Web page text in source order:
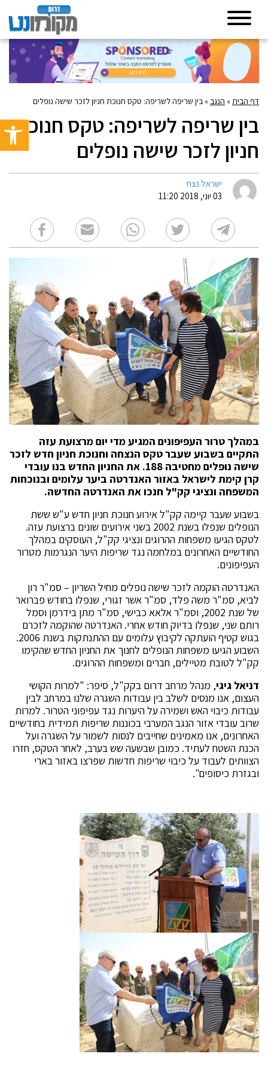
פתח
דף הבית» הנגב» בין שריפה לשריפה: טקס חנוכת חניון לזכר שישה נופלים
בין שריפה לשריפה: טקס חנוכת
חניון לזכר שישה נופלים
ישראל נצח
03 יוני, 2018 11:20
במהלך טרור העפיפונים המגיע מדי יום מרצועת עזה
התקיים בשבוע שעבר טקס הנצחה וחנוכת חניון חדש לזכר
שישה נופלים מחטיבה 188. את החניון החדש בנו עובדי
קרן קימת לישראל באזור האנדרטה ביער עלומים ובנוכחות
המשפחה ונציגי קק"ל חנכו את האנדרטה החדשה.
בשבוע שעבר קיימה קק"ל אירוע חנוכת חניון חדש ע"ש ששת
הנופלים שנפלו בשנת 2002 בשני אירועים שונים ברצועת עזה.
לטקס הגיעו משפחות ההרוגים ונציגי קק"ל, העוסקים במהלך
החודשיים האחרונים במלחמה נגד שריפות היער הנגרמות מטרור
העפיפונים.
האנדרטה הוקמה לזכר שישה נופלים מחיל השריון – סמ"ר רון
לביא, סמ"ר משה פלד, סמ"ר אשר זגורי, שנפלו בחודש פברואר
של שנת 2002, וסמ"ר אלאא כבישי, סמ"ר מתן בידרמן וסמל
רותם שני, שנפלו בדיוק חודש אחרי. האנדרטה שהוקמה לזכרם
בגוש קטיף הועתקה לקיבוץ עלומים עם ההתנתקות בשנת 2006.
השבוע הגיעו משפחות הנופלים לחנוך את החניון החדש שהקימו
קק"ל לטובת מטיילים, חברים ומשפחות ההרוגים.
דניאל גיגי, מנהל מרחב דרום בקק"ל, סיפר: "למרות הקושי
העצום, אנו מנסים לשלב בין עבודות השגרה שלנו במרחב לבין
עבודות כיבוי האש ושמירה על היערות נגד עפיפוני הטרור. למרות
שרוב עובדי אזור הנגב המערבי בכוננות שריפות תמידית בחודשיים
האחרונים, אנו מאמינים שחייבים לנסות לשמור על השגרה ועל
הכנת השטח לעתיד. כמובן שבשעה שש בערב, לאחר הטקס, חזרו
הצוותים לעבוד על כיבוי שריפות חדשות שפרצו באזור בארי
ובגזרת כיסופים".